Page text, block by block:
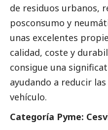
de residuos urbanos,
posconsumo y
unas excelentes
calidad, coste y
consigue una
ayudando a reducir
vehículo.
Categoría Pyme: